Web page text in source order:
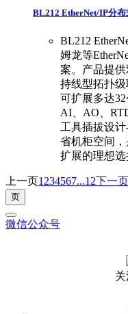
BL212 EtherNet/IP分
BL212
姆龙等
案。产品提
持线型拓扑级
可扩展多达
AI、AO、
工具插拔设
省机柜空间
扩展的理想选
上一页1 234567...12下一页
微信公众号